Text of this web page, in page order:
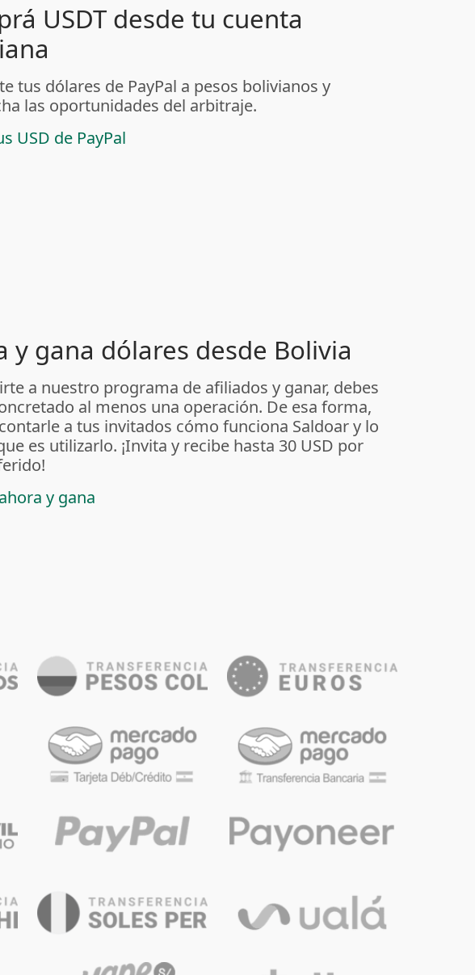
USDT desde tu cuenta
tus dólares de PayPal a pesos bolivianos y
las oportunidades del arbitraje.
USD de PayPal
y gana dólares desde Bolivia
a nuestro programa de afiliados y ganar, debes
al menos una operación. De esa forma,
a tus invitados cómo funciona Saldoar y lo
es utilizarlo. ¡Invita y recibe hasta 30 USD por
y gana